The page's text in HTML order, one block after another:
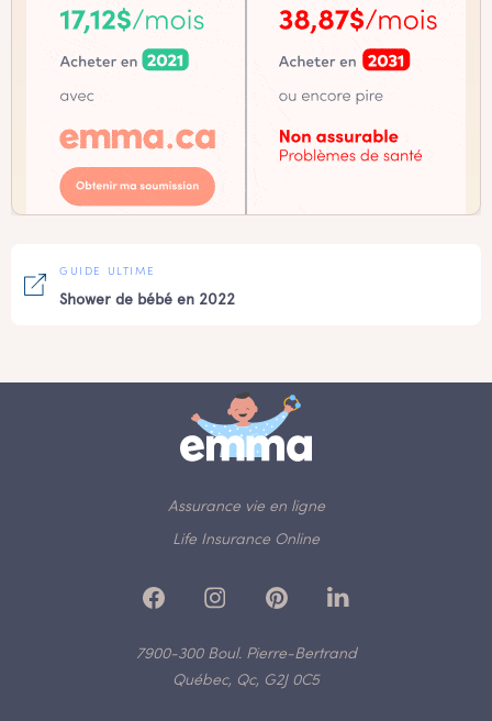
GUIDE ULTIME
Shower de bébé en 2022
Assurance vie en ligne
Life Insurance Online
7900-300 Boul. Pierre-Bertrand
Québec, Qc, G2J 0C5